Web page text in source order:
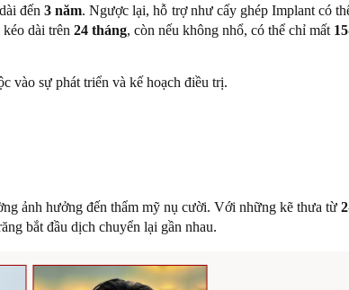
đến3 năm. Ngược lại, hỗ trợ như cấy ghép Implant có
dài trên 24 tháng, còn nếu không nhổ, có thể chỉ mất
vào sự phát triển và kế hoạch điều trị.
ảnh hưởng đến thẩm mỹ nụ cười. Với những kẽ thưa từ
bắt đầu dịch chuyển lại gần nhau.